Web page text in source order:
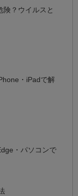
険？ウイルスと
・iPadで解
・パソコンで